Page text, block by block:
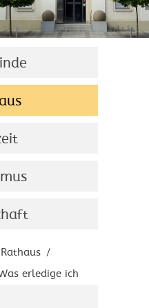
Rathaus /
erledige ich